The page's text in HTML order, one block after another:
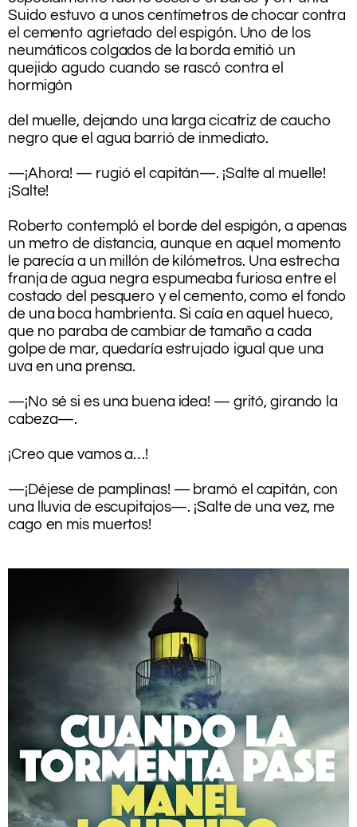
Suido estuvo a unos centímetros de chocar contra
el cemento agrietado del espigón. Uno de los
neumáticos colgados de la borda emitió un
quejido agudo cuando se rascó contra el
hormigón
del muelle, dejando una larga cicatriz de caucho
negro que el agua barrió de inmediato.
—¡Ahora! — rugió el capitán—. ¡Salte al muelle!
¡Salte!
Roberto contempló el borde del espigón, a apenas
un metro de distancia, aunque en aquel momento
le parecía a un millón de kilómetros. Una estrecha
franja de agua negra espumeaba furiosa entre el
costado del pesquero y el cemento, como el fondo
de una boca hambrienta. Si caía en aquel hueco,
que no paraba de cambiar de tamaño a cada
golpe de mar, quedaría estrujado igual que una
uva en una prensa.
—¡No sé si es una buena idea! — gritó, girando la
cabeza—.
¡Creo que vamos a…!
—¡Déjese de pamplinas! — bramó el capitán, con
una lluvia de escupitajos—. ¡Salte de una vez, me
cago en mis muertos!